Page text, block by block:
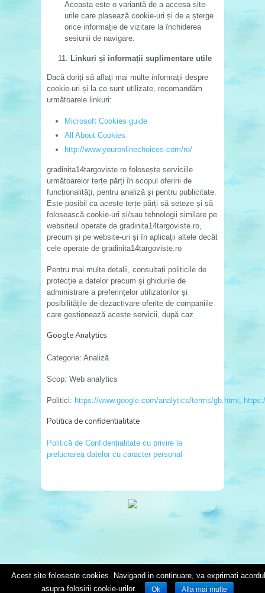
Aceasta este o variantă de a accesa site-
urile care plasează cookie-uri și de a șterge
orice informație de vizitare la închiderea
sesiunii de navigare.
Linkuri și informații suplimentare utile
Dacă doriți să aflați mai multe informații despre
cookie-uri și la ce sunt utilizate, recomandăm
următoarele linkuri:
Microsoft Cookies guide
All About Cookies
http://www.youronlinechoices.com/ro/
gradinita14targoviste.ro folosește serviciile
următoarelor terțe părți în scopul oferirii de
funcționalități, pentru analiză și pentru publicitate.
Este posibil ca aceste terțe părți să seteze și să
folosească cookie-uri și/sau tehnologii similare pe
websiteul operate de gradinita14targoviste.ro,
precum și pe website-uri și în aplicații altele decât
cele operate de gradinita14targoviste.ro
Pentru mai multe detalii, consultați politicile de
protecție a datelor precum și ghidurile de
administrare a preferințelor utilizatorilor și
posibilitățile de dezactivare oferite de companiile
care gestionează aceste servicii, după caz.
Google Analytics
Categorie: Analiză
Scop: Web analytics
Politici: https://www.google.com/analytics/terms/gb.html
Politica de confidentialitate
Politică de Confidențialitate cu privire la
prelucrarea datelor cu caracter personal
Acest site foloseste cookies. Navigand in continuare, va exprimati acordul
asupra folosirii cookie-urilor.
Ok Afla mai multe